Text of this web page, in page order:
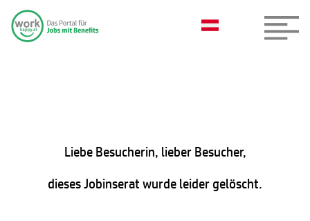
Liebe Besucherin, lieber Besucher,
dieses Jobinserat wurde leider gelöscht.